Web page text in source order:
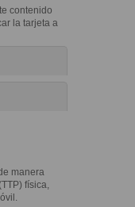
contenido
la tarjeta a
manera
física,